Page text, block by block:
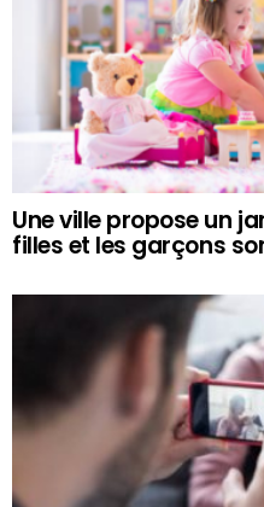
Une ville propose un
filles et les garçons